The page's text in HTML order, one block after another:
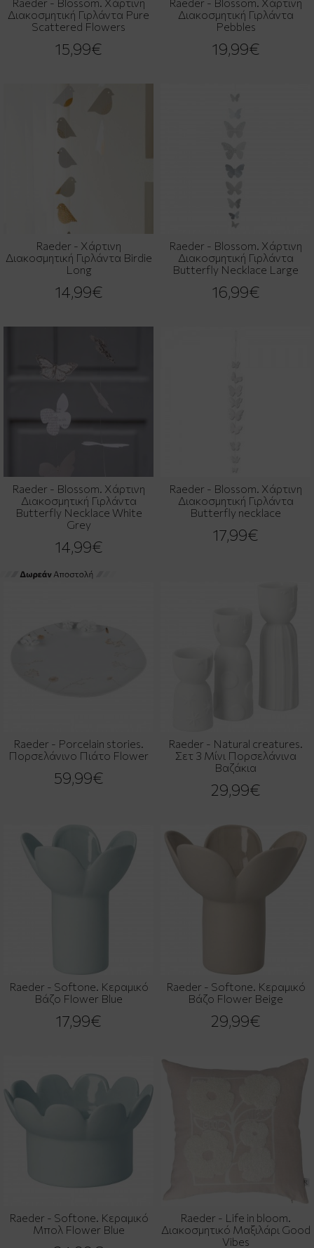
Διακοσμητική Γιρλάντα Pure
Scattered Flowers
15,99€
Διακοσμητική Γιρλάντα
Pebbles
19,99€
Raeder - Χάρτινη
Διακοσμητική Γιρλάντα Birdie
Long
14,99€
Raeder - Blossom. Χάρτινη
Διακοσμητική Γιρλάντα
Butterfly Necklace Large
16,99€
Raeder - Blossom. Χάρτινη
Διακοσμητική Γιρλάντα
Butterfly Necklace White
Grey
14,99€
Raeder - Blossom. Χάρτινη
Διακοσμητική Γιρλάντα
Butterfly necklace
17,99€
Raeder - Porcelain stories.
Πορσελάνινο Πιάτο Flower
59,99€
Raeder - Natural creatures.
Σετ 3 Μίνι Πορσελάνινα
Βαζάκια
29,99€
Raeder - Softone. Κεραμικό
Βάζο Flower Blue
17,99€
Raeder - Softone. Κεραμικό
Βάζο Flower Beige
29,99€
Raeder - Softone. Κεραμικό
Μπολ Flower Βlue
Raeder - Life in bloom.
Διακοσμητικό Μαξιλάρι Good
Vibes